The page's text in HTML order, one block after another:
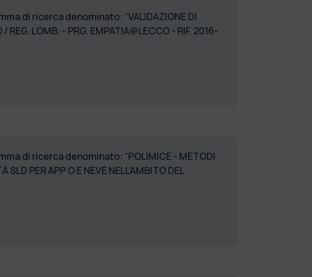
di ricerca denominato: “VALIDAZIONE DI
REG. LOMB. - PRG. EMPATIA@LECCO - RIF. 2016-
di ricerca denominato: “POLIMICE - METODI
PER APP O E NEVE NELL'AMBITO DEL